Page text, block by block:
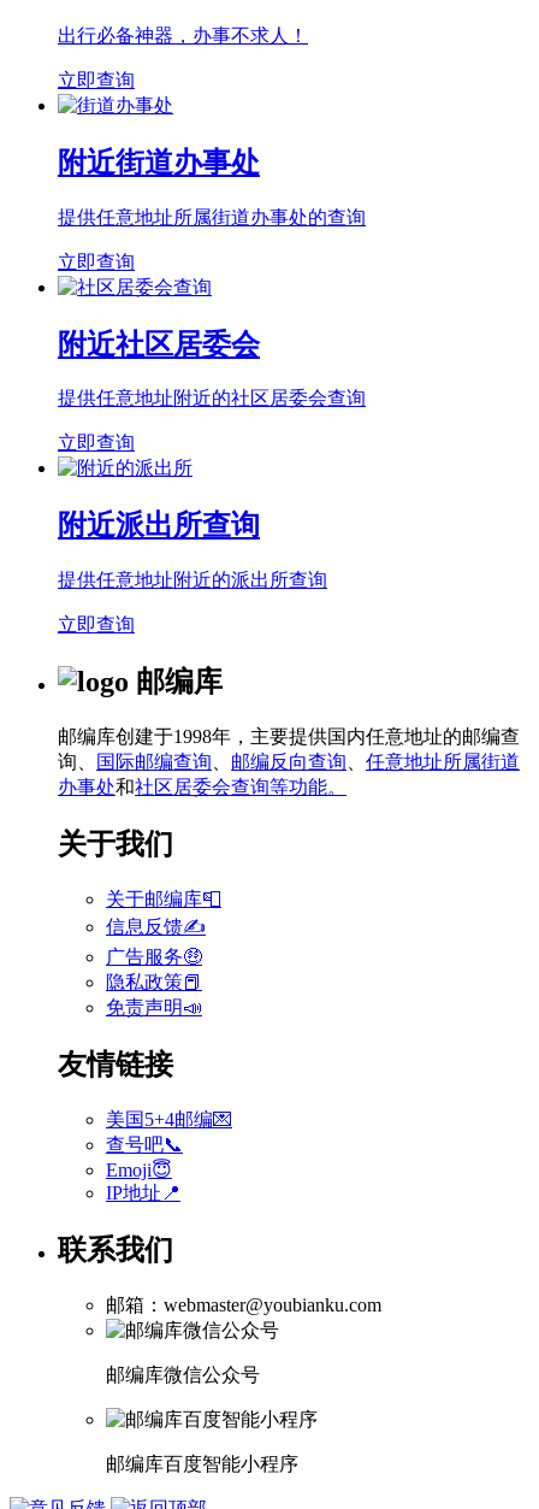
出行必备神器，办事不求人！
立即查询
附近街道办事处
提供任意地址所属街道办事处的查询
立即查询
附近社区居委会
提供任意地址附近的社区居委会查询
立即查询
附近派出所查询
提供任意地址附近的派出所查询
立即查询
邮编库
邮编库创建于1998年，主要提供国内任意地址的邮编查
询、
国际邮编查询 邮编反向查询
任意地址所属街道
办事处和社区居委会查询等功能。
关于我们
关于邮编库📮
信息反馈✍
广告服务🤑
隐私政策📕
免责声明📣
友情链接
美国5+4邮编💌
查号吧📞
Emoji😇
IP地址📍
联系我们
邮箱：webmaster@youbianku.com
邮编库微信公众号
邮编库百度智能小程序